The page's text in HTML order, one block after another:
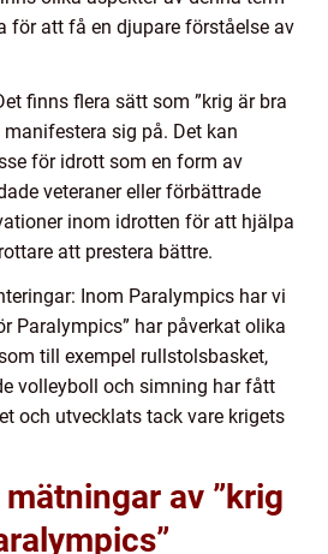
för att få en djupare förståelse av
finns flera sätt som ”krig är bra
sig på. Det kan
för idrott som en form av
veteraner eller förbättrade
inom idrotten för att hjälpa
att prestera bättre.
Inom Paralympics har vi
Paralympics” har påverkat olika
till exempel rullstolsbasket,
volleyboll och simning har fått
och utvecklats tack vare krigets
av ”krig